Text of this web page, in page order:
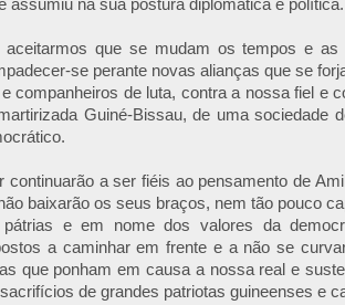
assumiu na sua postura diplomática e política.
aceitarmos que se mudam os tempos e
se perante novas alianças que se
companheiros de luta, contra a nossa fiel e
Guiné-Bissau, de uma sociedade
continuarão a ser fiéis ao pensamento de
baixarão os seus braços, nem tão pouco
pátrias e em nome dos valores da
a caminhar em frente e a não se
que ponham em causa a nossa real e
de grandes patriotas guineenses e